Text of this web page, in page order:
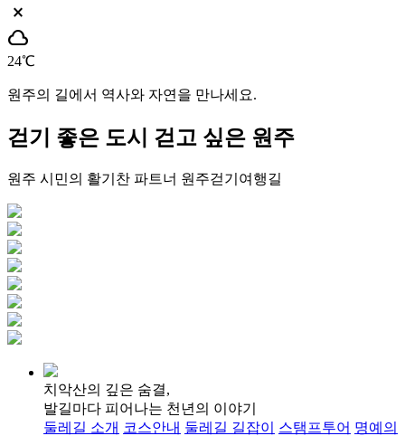
close_small
cloud
24℃
원주의 길에서 역사와 자연을 만나세요.
걷기 좋은 도시 걷고 싶은 원주
원주 시민의 활기찬 파트너 원주걷기여행길
치악산의 깊은 숨결,
발길마다 피어나는 천년의 이야기
둘레길 소개 코스안내 둘레길 길잡이 스탬프투어 명예의